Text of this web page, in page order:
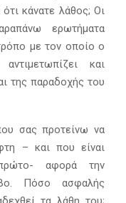
κάνατε λάθος; Οι
ερωτήματα
με τον οποίο ο
και
της παραδοχής του
σας προτείνω να
– και που είναι
αφορά την
Πόσο ασφαλής